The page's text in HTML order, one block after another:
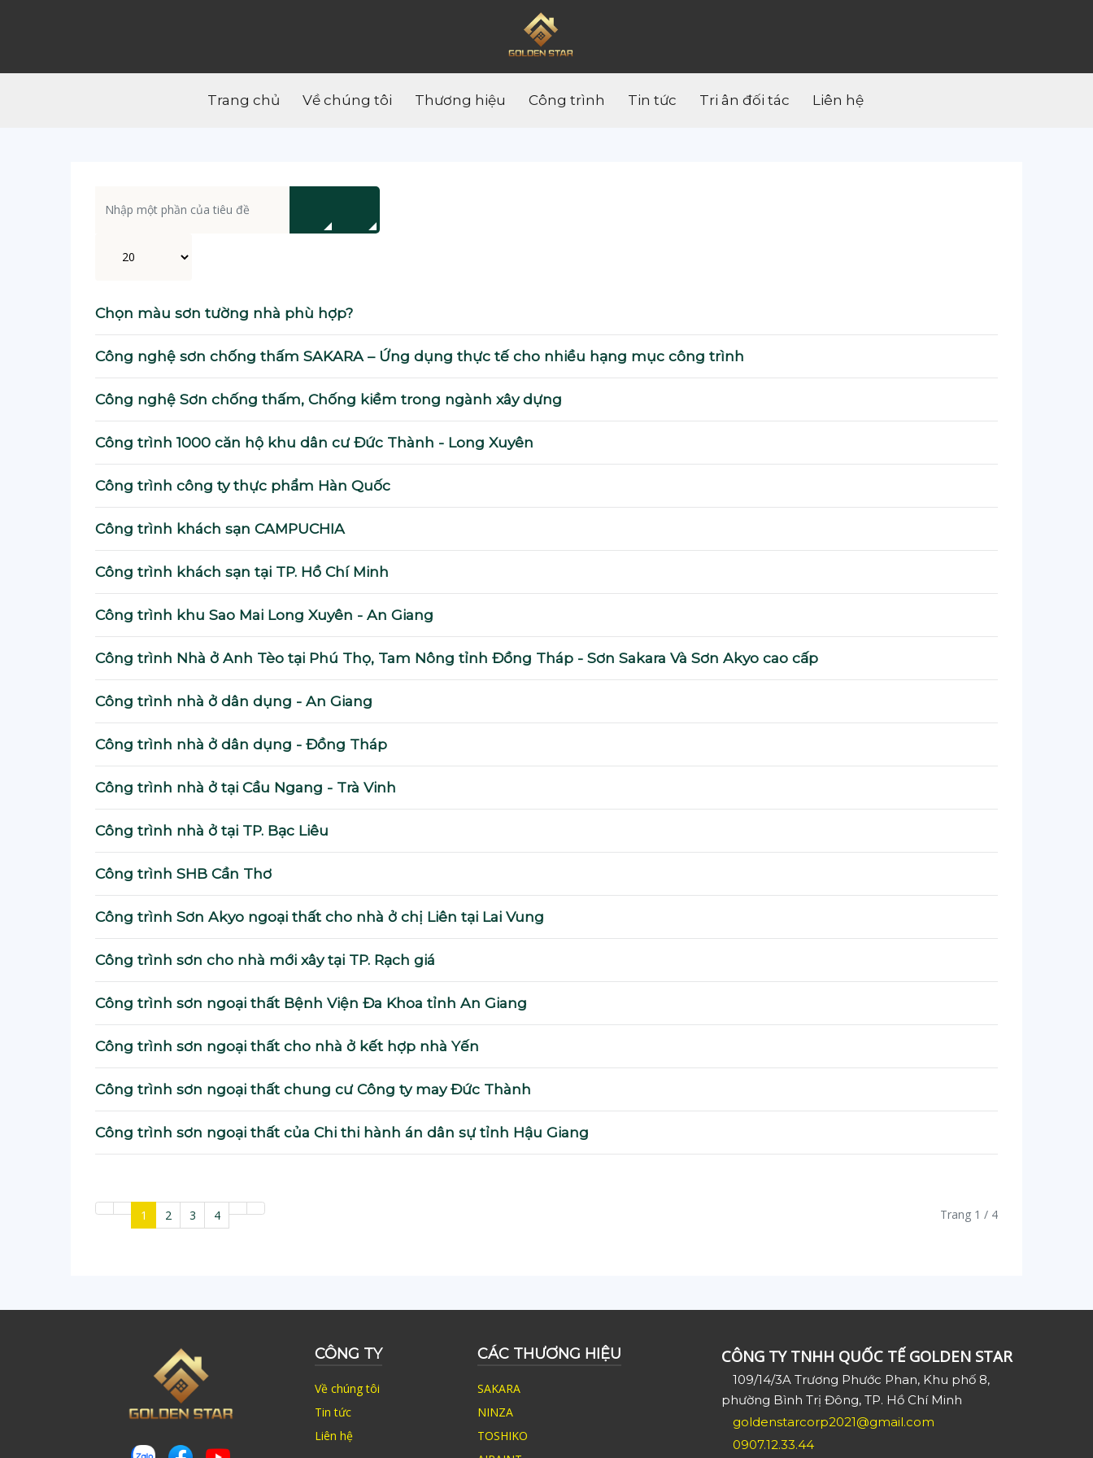
Trang chủ Về chúng tôi Thương hiệu Công trình Tin tức Tri ân đối tác Liên hệ
Chọn màu sơn tường nhà phù hợp?
Công nghệ sơn chống thấm SAKARA – Ứng dụng thực tế cho nhiều hạng mục công trình
Công nghệ Sơn chống thấm, Chống kiềm trong ngành xây dựng
Công trình 1000 căn hộ khu dân cư Đức Thành - Long Xuyên
Công trình công ty thực phẩm Hàn Quốc
Công trình khách sạn CAMPUCHIA
Công trình khách sạn tại TP. Hồ Chí Minh
Công trình khu Sao Mai Long Xuyên - An Giang
Công trình Nhà ở Anh Tèo tại Phú Thọ, Tam Nông tỉnh Đồng Tháp - Sơn Sakara Và Sơn Akyo cao cấp
Công trình nhà ở dân dụng - An Giang
Công trình nhà ở dân dụng - Đồng Tháp
Công trình nhà ở tại Cầu Ngang - Trà Vinh
Công trình nhà ở tại TP. Bạc Liêu
Công trình SHB Cần Thơ
Công trình Sơn Akyo ngoại thất cho nhà ở chị Liên tại Lai Vung
Công trình sơn cho nhà mới xây tại TP. Rạch giá
Công trình sơn ngoại thất Bệnh Viện Đa Khoa tỉnh An Giang
Công trình sơn ngoại thất cho nhà ở kết hợp nhà Yến
Công trình sơn ngoại thất chung cư Công ty may Đức Thành
Công trình sơn ngoại thất của Chi thi hành án dân sự tỉnh Hậu Giang
1 2 3 4 Trang 1 / 4
CÔNG TY
Về chúng tôi
Tin tức
Liên hệ
CÁC THƯƠNG HIỆU
SAKARA
NINZA
TOSHIKO
CÔNG TY TNHH QUỐC TẾ GOLDEN STAR
109/14/3A Trương Phước Phan, Khu phố 8,
phường Bình Trị Đông, TP. Hồ Chí Minh
goldenstarcorp2021@gmail.com
0907.12.33.44